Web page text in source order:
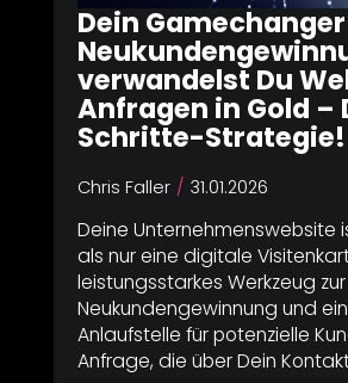
Dein
verwandelst Du
Anfragen in Gold –
Schritte-Strategie!
Chris Faller 31.01.2026
Deine Unternehmenswebsite
als nur eine digitale
leistungsstarkes Werkzeug zur
Neukundengewinnung und
Anlaufstelle für potenzielle
Anfrage, die über Dein